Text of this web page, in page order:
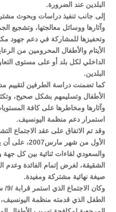
البلدين عند الضرورة.
إلى جانب تنفيذ دراسات وبحوث
وآثارها ووسائل معالجتها، وتشجيع
وتحفيزها للمشاركة في دعم جهود
الأيتام والأطفال المحرومين من
الداخلي لكل بلد أو على مستوى
البلدين.
كما تضمنت دراسة الطرفين لتقييم
الأطفال وتسليمهم بشكل صحيح،
وآثارها ومخاطرها على كافة
استمرار دعم منظمة اليونسيف.
وقد تم الاتفاق على عقد الاجتماع
الأول من شهر
والسعودي لقاءات ثنائية بين كل جهة
الشقيقة، لغرض إتمام الفائدة
صيغة نهائية مشتركة ومفيدة.
الطفل الذي قدمته منظمة